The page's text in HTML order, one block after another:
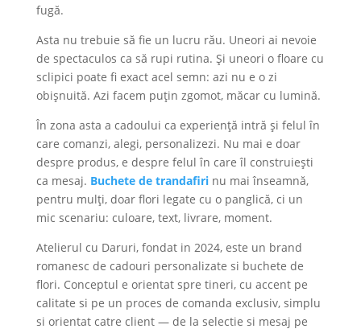
fugă.
Asta nu trebuie să fie un lucru rău. Uneori ai nevoie
de spectaculos ca să rupi rutina. Și uneori o floare cu
sclipici poate fi exact acel semn: azi nu e o zi
obișnuită. Azi facem puțin zgomot, măcar cu lumină.
În zona asta a cadoului ca experiență intră și felul în
care comanzi, alegi, personalizezi. Nu mai e doar
despre produs, e despre felul în care îl construiești
ca mesaj. Buchete de trandafirinu mai înseamnă,
pentru mulți, doar flori legate cu o panglică, ci un
mic scenariu: culoare, text, livrare, moment.
Atelierul cu Daruri, fondat in 2024, este un brand
romanesc de cadouri personalizate si buchete de
flori. Conceptul e orientat spre tineri, cu accent pe
calitate si pe un proces de comanda exclusiv, simplu
si orientat catre client — de la selectie si mesaj pe